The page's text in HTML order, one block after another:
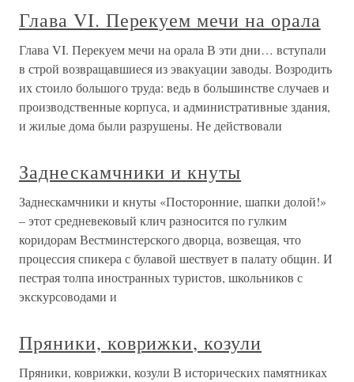
Глава VI. Перекуем мечи на орала
Глава VI. Перекуем мечи на орала В эти дни… вступали
в строй возвращавшиеся из эвакуации заводы. Возродить
их стоило большого труда: ведь в большинстве случаев и
производственные корпуса, и административные здания,
и жилые дома были разрушены. Не действовали
Заднескамчники и кнуты
Заднескамчники и кнуты «Посторонние, шапки долой!»
– этот средневековый клич разносится по гулким
коридорам Вестминстерского дворца, возвещая, что
процессия спикера с булавой шествует в палату общин. И
пестрая толпа иностранных туристов, школьников с
экскурсоводами и
Пряники, коврижки, козули
Пряники, коврижки, козули В исторических памятниках